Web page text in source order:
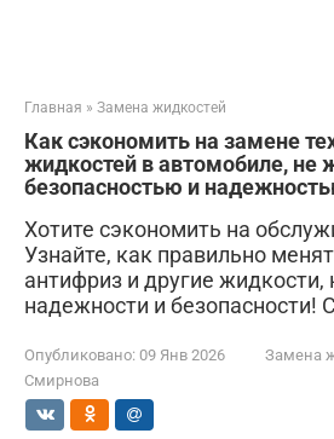
Главная » Замена жидкостей
Как сэкономить на замене
жидкостей в автомобиле, не
безопасностью и
Хотите сэкономить на
Узнайте, как правильно
антифриз и другие жидкости,
надежности и безопасности!
Опубликовано: 09 Янв 2026 Замена
Смирнова